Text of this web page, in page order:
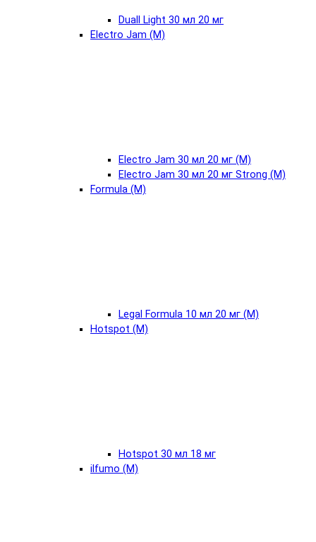
Duall Light 30 мл 20 мг
Electro Jam (М)
Electro Jam 30 мл 20 мг (М)
Electro Jam 30 мл 20 мг Strong (М)
Formula (М)
Legal Formula 10 мл 20 мг (М)
Hotspot (М)
Hotspot 30 мл 18 мг
ilfumo (М)